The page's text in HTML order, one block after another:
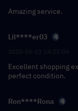
Amazing service.
Lil****er03
Excellent shopping
perfect condition.
Ron****Rona